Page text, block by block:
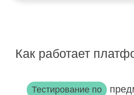
Как работает
Тестирование по